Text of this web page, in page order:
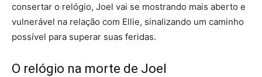
consertar o relógio, Joel vai se mostrando mais aberto e
vulnerável na relação com Ellie, sinalizando um caminho
possível para superar suas feridas.
O relógio na morte de Joel